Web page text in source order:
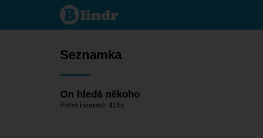
Seznamka
- On
hledá
Seznamka
On hledá někoho
Počet inzerátů: 415x